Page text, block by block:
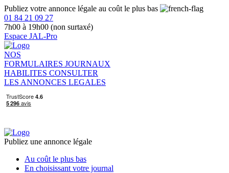
Publiez votre annonce légale au coût le plus bas
01 84 21 09 27
7h00 à 19h00 (non surtaxé)
Espace JAL-Pro
NOS
FORMULAIRES JOURNAUX
HABILITES CONSULTER
LES ANNONCES LEGALES
Publiez une annonce légale
Au coût le plus bas
En choisissant votre journal